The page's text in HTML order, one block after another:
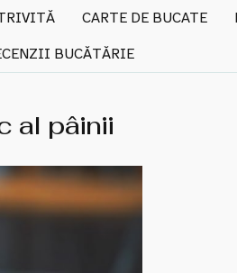
CARTE DE BUCATE
BUCĂTĂRIE
al pâinii